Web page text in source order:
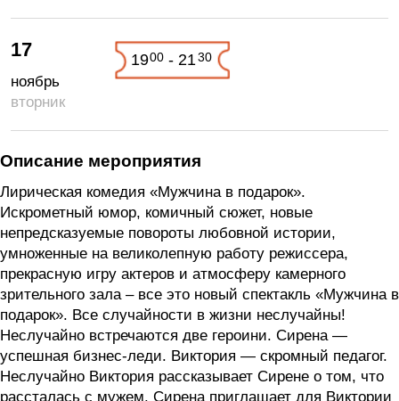
17
ноябрь
вторник
1900 - 2130
Описание мероприятия
Лирическая комедия «Мужчина в подарок».
Искрометный юмор, комичный сюжет, новые
непредсказуемые повороты любовной истории,
умноженные на великолепную работу режиссера,
прекрасную игру актеров и атмосферу камерного
зрительного зала – все это новый спектакль «Мужчина в
подарок». Все случайности в жизни неслучайны!
Неслучайно встречаются две героини. Сирена —
успешная бизнес-леди. Виктория — скромный педагог.
Неслучайно Виктория рассказывает Сирене о том, что
рассталась с мужем. Сирена приглашает для Виктории